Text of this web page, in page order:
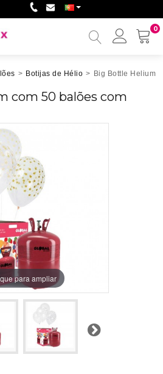
0
Minha
> Botijas de Hélio > Big Bottle Helium
com 50 balões com
para ampliar
Próximo